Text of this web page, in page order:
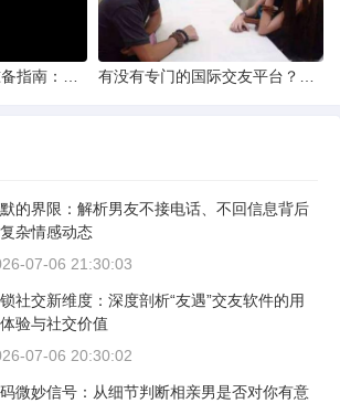
的界限：解析男友不接电话、不回信息背后
杂情感动态
07-06 21:30:03
社交新维度：深度剖析“友遇”交友软件的用
验与社交价值
07-06 20:30:02
微妙信号：从细节判断相亲男是否对你有意